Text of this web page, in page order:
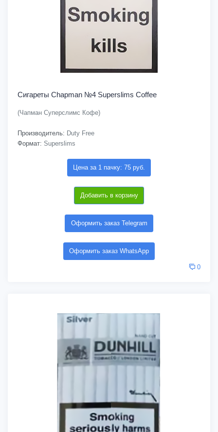
Сигареты Chapman №4 Superslims Coffee
(Чапман Суперслимс Кофе)
Производитель: Duty Free
Формат: Superslims
Цена за 1 пачку: 75 руб.
Добавить в корзину
Оформить заказ Telegram
Оформить заказ WhatsApp
0